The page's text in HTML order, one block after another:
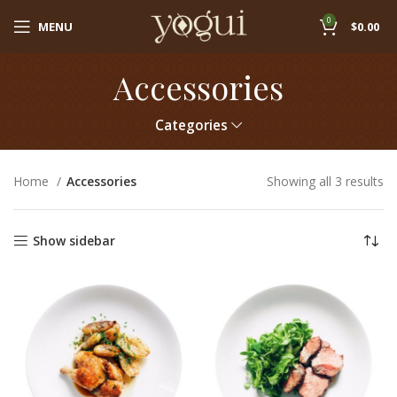
MENU 0 $0.00
Accessories
Categories
Home Accessories Showing all 3 results
Show sidebar